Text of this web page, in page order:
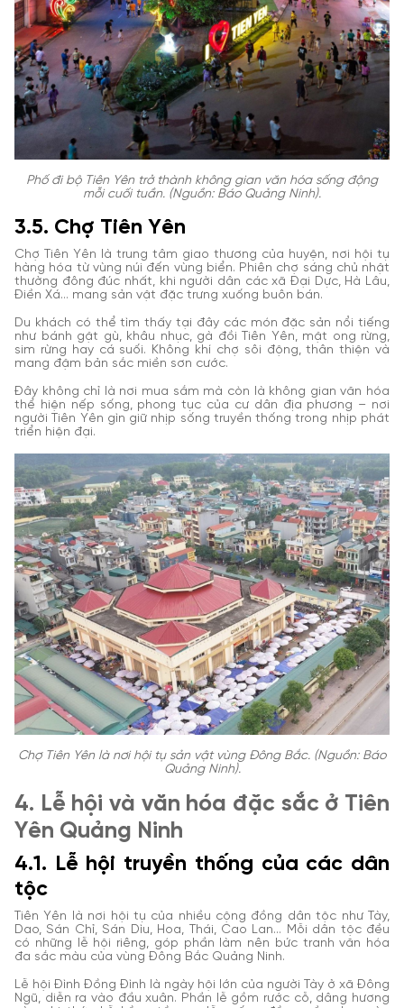
Phố đi bộ Tiên Yên trở thành không gian văn hóa sống động
mỗi cuối tuần. (Nguồn: Báo Quảng Ninh).
3.5. Chợ Tiên Yên
Chợ Tiên Yên là trung tâm giao thương của huyện, nơi hội tụ
hàng hóa từ vùng núi đến vùng biển. Phiên chợ sáng chủ nhật
thường đông đúc nhất, khi người dân các xã Đại Dực, Hà Lâu,
Điền Xá… mang sản vật đặc trưng xuống buôn bán.
Du khách có thể tìm thấy tại đây các món đặc sản nổi tiếng
như bánh gật gù, khâu nhục, gà đồi Tiên Yên, mật ong rừng,
sim rừng hay cá suối. Không khí chợ sôi động, thân thiện và
mang đậm bản sắc miền sơn cước.
Đây không chỉ là nơi mua sắm mà còn là không gian văn hóa
thể hiện nếp sống, phong tục của cư dân địa phương – nơi
người Tiên Yên gìn giữ nhịp sống truyền thống trong nhịp phát
triển hiện đại.
Chợ Tiên Yên là nơi hội tụ sản vật vùng Đông Bắc. (Nguồn: Báo
Quảng Ninh).
4. Lễ hội và văn hóa đặc sắc ở Tiên
Yên Quảng Ninh
4.1. Lễ hội truyền thống của các dân
tộc
Tiên Yên là nơi hội tụ của nhiều cộng đồng dân tộc như Tày,
Dao, Sán Chỉ, Sán Dìu, Hoa, Thái, Cao Lan... Mỗi dân tộc đều
có những lễ hội riêng, góp phần làm nên bức tranh văn hóa
đa sắc màu của vùng Đông Bắc Quảng Ninh.
Lễ hội Đình Đồng Đình là ngày hội lớn của người Tày ở xã Đông
Ngũ, diễn ra vào đầu xuân. Phần lễ gồm rước cỗ, dâng hương